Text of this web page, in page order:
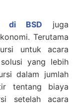
di BSD juga
Terutama
untuk acara
yang lebih
dalam jumlah
tentang biaya
setelah acara